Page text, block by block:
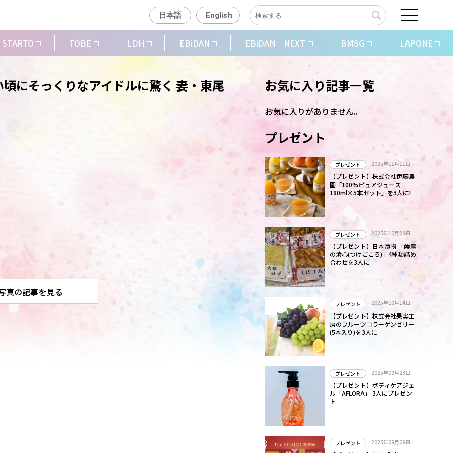
日本語 English
STARTO TOBE LDH EBiDAN EBiDAN NEXT BMSG LAPONE
にそっくりなアイドルに驚く 妻・東尾
真の記事を見る
お気に入り記事一覧
お気に入りがありません。
プレゼント
プレゼント 2025年11月11日
【プレゼント】株式会社伊藤農
園「100%ピュアジュース
180ml×5本セット」を3人に!
プレゼント 2025年10月28日
【プレゼント】日本漬物 「薩摩
の漬心(つけごころ)」4種類詰め
合わせを3人に
プレゼント 2025年10月14日
【プレゼント】株式会社果実工
房のフルーツコラーゲンゼリー
(5本入り)を3人に
プレゼント 2025年09月23日
【プレゼント】ボディケアジェ
ル「AFLORA」 3人にプレゼン
ト
プレゼント 2025年09月09日